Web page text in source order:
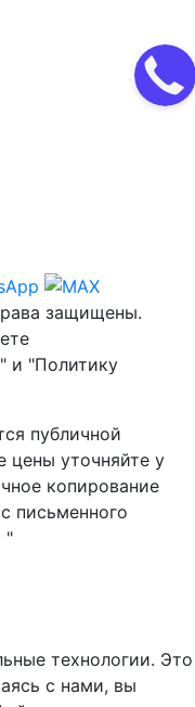
защищены.
и "Политику
публичной
цены уточняйте у
копирование
письменного
"
технологии. Это
с нами, вы